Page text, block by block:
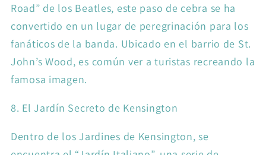
Road” de los Beatles, este paso de cebra se ha
convertido en un lugar de peregrinación para los
fanáticos de la banda. Ubicado en el barrio de St.
John’s Wood, es común ver a turistas recreando la
famosa imagen.
8. El Jardín Secreto de Kensington
Dentro de los Jardines de Kensington, se